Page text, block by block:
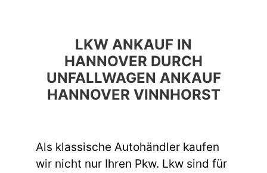
LKW ANKAUF IN
HANNOVER DURCH
UNFALLWAGEN ANKAUF
HANNOVER VINNHORST
Als klassische Autohändler kaufen
wir nicht nur Ihren Pkw. Lkw sind für